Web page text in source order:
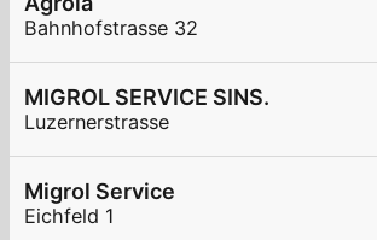
Bahnhofstrasse 32
MIGROL SERVICE SINS.
Luzernerstrasse
Migrol Service
Eichfeld 1